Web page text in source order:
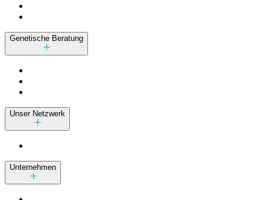
Genetische Beratung
Unser Netzwerk
Unternehmen